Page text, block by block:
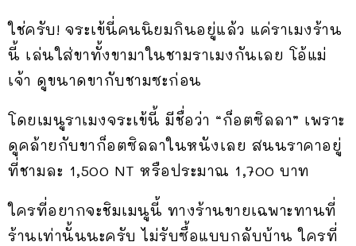
ใช่ครับ! จระเข้นี่คนนิยมกินอยู่แล้ว แค่ราเมงร้าน
นี้ เล่นใส่ขาทั้งขามาในชามราเมงกันเลย โอ้แม่
เจ้า ดูขนาดขากับชามซะก่อน
โดยเมนูราเมงจระเข้นี้ มีชื่อว่า “ก็อตซิลลา” เพราะ
ดูคล้ายกับขาก็อตซิลลาในหนังเลย สนนราคาอยู่
ที่ชามละ 1,500 NT หรือประมาณ 1,700 บาท
ใครที่อยากจะชิมเมนูนี้ ทางร้านขายเฉพาะทานที่
ร้านเท่านั้นนะครับ ไม่รับซื้อแบบกลับบ้าน ใครที่